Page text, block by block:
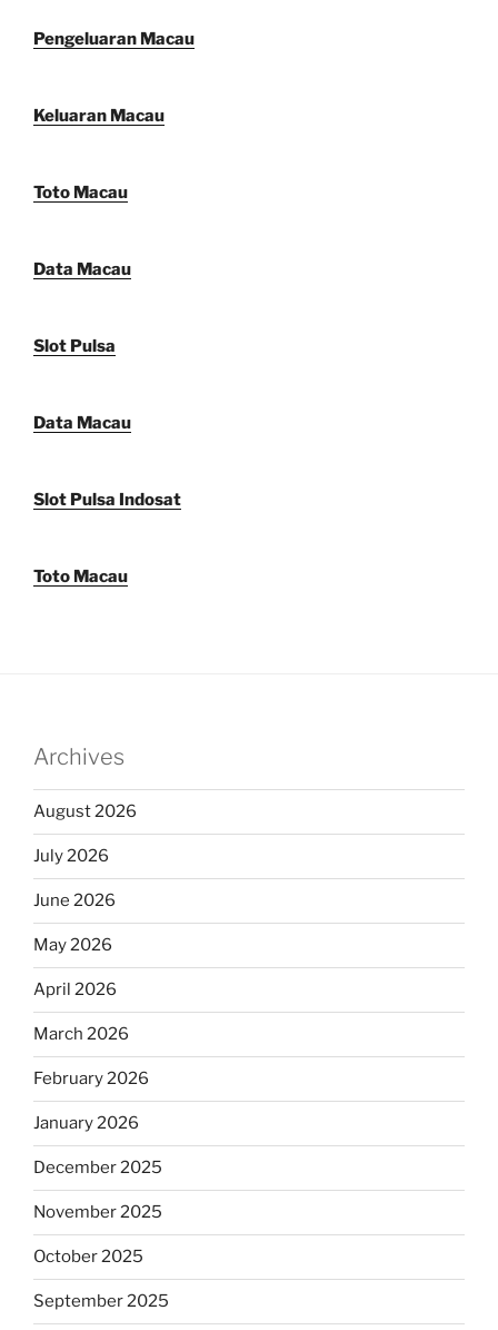
Pengeluaran Macau
Keluaran Macau
Toto Macau
Data Macau
Slot Pulsa
Data Macau
Slot Pulsa Indosat
Toto Macau
Archives
August 2026
July 2026
June 2026
May 2026
April 2026
March 2026
February 2026
January 2026
December 2025
November 2025
October 2025
September 2025